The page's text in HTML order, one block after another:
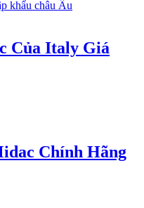
Của Italy Giá
Chính Hãng